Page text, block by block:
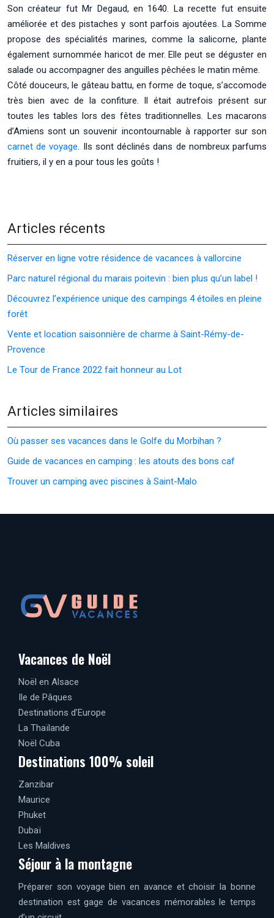
Son créateur fut Mr Degaud, en 1640. La recette fut ensuite
améliorée et des pistaches y sont parfois ajoutées. La Somme
propose des spécialités marines, comme la salicorne, plante
également surnommée haricot de mer. Elle peut se déguster en
salade ou accompagner des anguilles pêchées le matin même.
Côté douceurs, le gâteau battu, en forme de toque, s’accomode
très bien avec de la confiture. Il était autrefois présent sur
toutes les tables lors des fêtes traditionnelles. Les macarons
d’Amiens sont un souvenir incontournable à rapporter sur son
carnet de voyage. Ils sont déclinés dans de nombreux parfums
fruitiers, il y en a pour tous les goûts !
Articles récents
Réserver en ligne votre résidence de vacances à vallorcine
Parc naturel régional du marais poitevin : bien plus qu’un label !
Découvrez l’expérience unique des campings 4 étoiles en pleine
forêt
Vente et location saisonnière de charme à Saint-Rémy-de-
Provence
Le Tour de France 2022 fait honneur au Lot
Articles similaires
Où passer ses vacances dans le Golfe du Morbihan ?
Guide de vacances en camping : les atouts des bons caf
Trouver un camping avec piscines à Saint-Malo
Vacances de Noël
Noël en Alsace
Ile de Pâques
Destinations d’Europe
La Thaïlande
Noël Cuba
Destinations 100% soleil
Zanzibar
Maurice
Phuket
Dubaï
Les Maldives
Séjour à la montagne
Préparer son voyage bien en avance et choisir la bonne
destination est gage de vacances mémorables le temps